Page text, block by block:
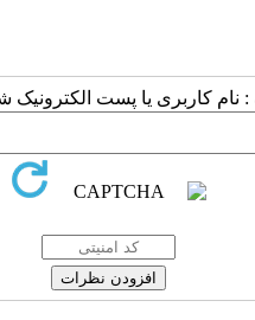
: نام کاربری یا پست الکترونیک